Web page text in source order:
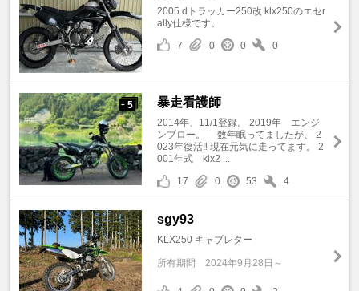
2005 dトラッカー250改 klx250のエセr
ally仕様です。
7
0 0 0
+ 5 暴走看護師
2014年、11/1登録。 2019年 エンジ
ンブロー。 数年眠ってましたが、 2
023年復活‼️ 現在元気に走ってます。 2
001年式 klx2 ...
17
0 53 4
sgy93
KLX250 キャブレター
所有期間 2024年9月28日～